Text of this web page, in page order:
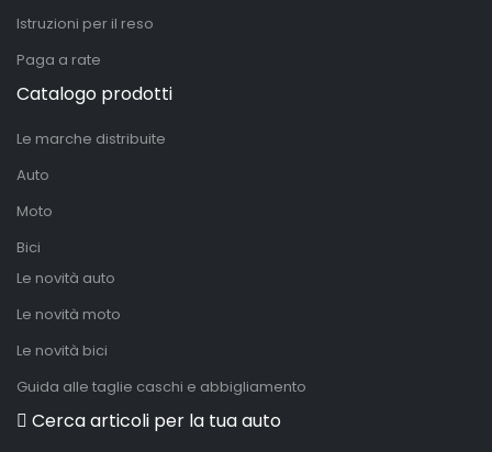
Istruzioni per il reso
Paga a rate
Catalogo prodotti
Le marche distribuite
Auto
Moto
Bici
Le novità auto
Le novità moto
Le novità bici
Guida alle taglie caschi e abbigliamento
Cerca articoli per la tua auto